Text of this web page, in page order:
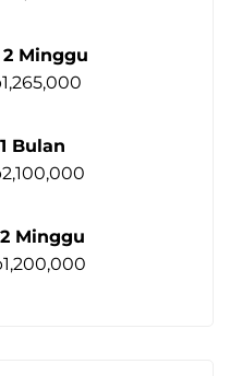
adalah:
Minggu
1,265,000
adalah:
Bulan
2,100,000
Minggu
1,200,000